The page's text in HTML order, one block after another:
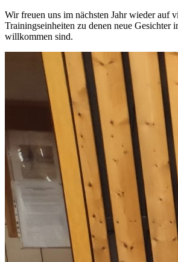
Wir freuen uns im nächsten Jahr wieder auf
Trainingseinheiten zu denen neue Gesichter
willkommen sind.